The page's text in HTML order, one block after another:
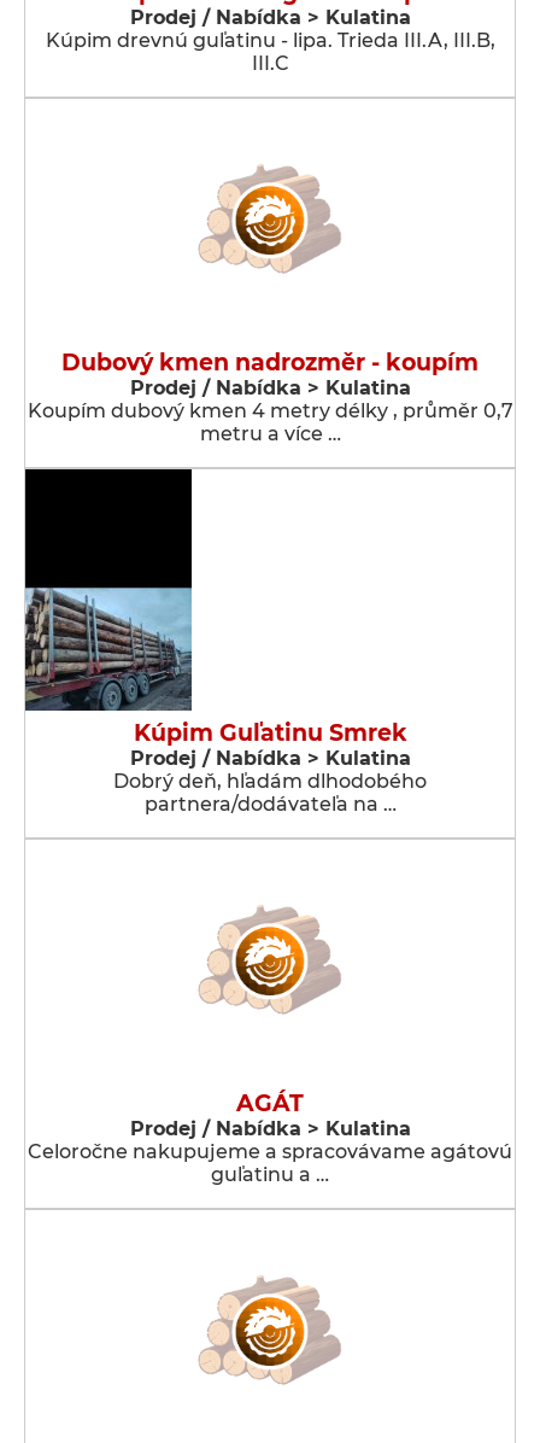
Prodej / Nabídka > Kulatina
Kúpim drevnú guľatinu - lipa. Trieda III.A, III.B,
III.C
Dubový kmen nadrozměr - koupím
Prodej / Nabídka > Kulatina
Koupím dubový kmen 4 metry délky , průměr 0,7
metru a více …
Kúpim Guľatinu Smrek
Prodej / Nabídka > Kulatina
Dobrý deň, hľadám dlhodobého
partnera/dodávateľa na …
AGÁT
Prodej / Nabídka > Kulatina
Celoročne nakupujeme a spracovávame agátovú
guľatinu a …